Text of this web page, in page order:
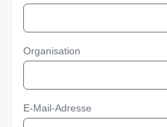
Organisation
E-Mail-Adresse